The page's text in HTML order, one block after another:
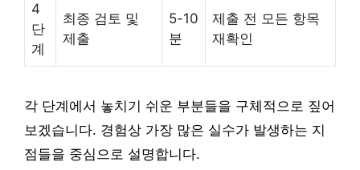
4
단
계
최종 검토 및
제출
5-10
분
제출 전 모든 항목
재확인
각 단계에서 놓치기 쉬운 부분들을 구체적으로 짚어
보겠습니다. 경험상 가장 많은 실수가 발생하는 지
점들을 중심으로 설명합니다.